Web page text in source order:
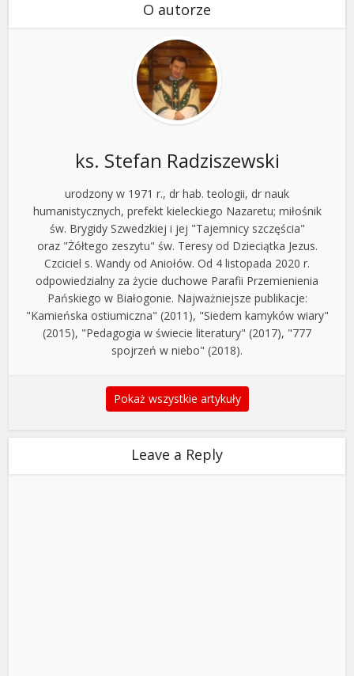
O autorze
ks. Stefan Radziszewski
urodzony w 1971 r., dr hab. teologii, dr nauk
humanistycznych, prefekt kieleckiego Nazaretu; miłośnik
św. Brygidy Szwedzkiej i jej "Tajemnicy szczęścia"
oraz "Żółtego zeszytu" św. Teresy od Dzieciątka Jezus.
Czciciel s. Wandy od Aniołów. Od 4 listopada 2020 r.
odpowiedzialny za życie duchowe Parafii Przemienienia
Pańskiego w Białogonie. Najważniejsze publikacje:
"Kamieńska ostiumiczna" (2011), "Siedem kamyków wiary"
(2015), "Pedagogia w świecie literatury" (2017), "777
spojrzeń w niebo" (2018).
Pokaż wszystkie artykuły
Leave a Reply